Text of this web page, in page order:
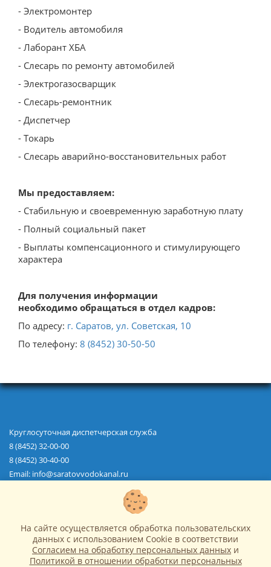
Закупки
Положение о закупках
План закупок
Закупки
Торговые процедуры
Перечень товаров, работ, услуг, закупки
которых осуществляются у субъектов малого и
среднего предпринимательства
Структура и органы управления
образовательной организацией
Документы
Образование
Педагогический состав
Материально-техническое обеспечение и
оснащенность образовательного процесса.
обучающихся
Международное сотрудничество
Организация питания в образовательной
Строительство, реконструкция и ремонт сетей
- Электромонтер
- Водитель автомобиля
- Лаборант ХБА
- Слесарь по ремонту автомобилей
- Электрогазосварщик
- Слесарь-ремонтник
- Диспетчер
- Токарь
- Слесарь аварийно-восстановительных работ
Мы предоставляем:
- Стабильную и своевременную заработную плату
- Полный социальный пакет
- Выплаты компенсационного и стимулирующего
характера
Для получения информации
необходимо обращаться в отдел кадров:
По адресу: г. Саратов, ул. Советская, 10
По телефону: 8 (8452) 30-50-50
Круглосуточная диспетчерская служба
8 (8452) 32-00-00
8 (8452) 30-40-00
Email: info@saratovvodokanal.ru
Абонентам
Новости
Закупки
На сайте осуществляется обработка пользовательских
данных с использованием Cookie в соответствии
Согласием на обработку персональных данных и
Политикой в отношении обработки персональных